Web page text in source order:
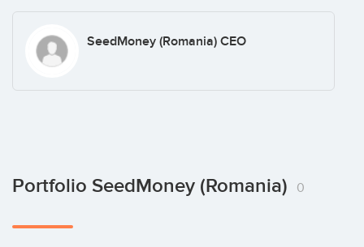
SeedMoney (Romania) CEO
Portfolio SeedMoney (Romania) 0